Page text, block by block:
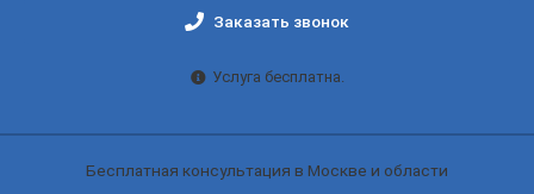
Заказать звонок
Услуга бесплатна.
Бесплатная консультация в Москве и области